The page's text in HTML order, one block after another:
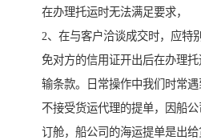
在办理托运时无法满足要求，
2、在与客户洽谈成交时，应特
免对方的信用证开出后在办理
输条款。日常操作中我们时常
不接受货运代理的提单，因船
订舱，船公司的海运提单是出